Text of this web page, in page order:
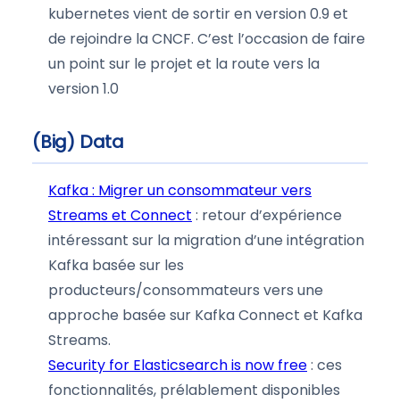
kubernetes vient de sortir en version 0.9 et
de rejoindre la CNCF. C’est l’occasion de faire
un point sur le projet et la route vers la
version 1.0
(Big) Data
Kafka : Migrer un consommateur vers
Streams et Connect : retour d’expérience
intéressant sur la migration d’une intégration
Kafka basée sur les
producteurs/consommateurs vers une
approche basée sur Kafka Connect et Kafka
Streams.
Security for Elasticsearch is now free: ces
fonctionnalités, prélablement disponibles